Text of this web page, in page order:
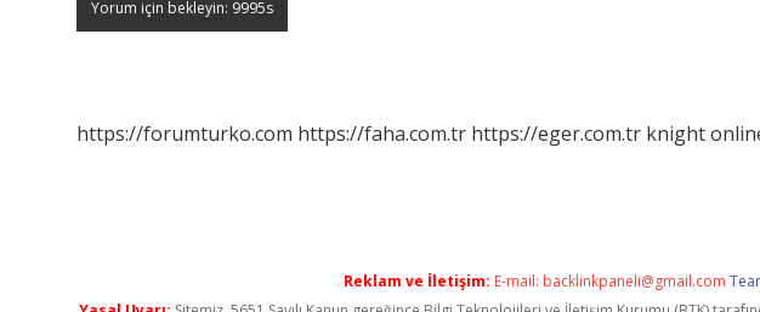
https://forumturko.com https://faha.com.tr https://eger.com.tr knight
Reklam ve İletişim: E-mail: backlinkpaneli@gmail.com